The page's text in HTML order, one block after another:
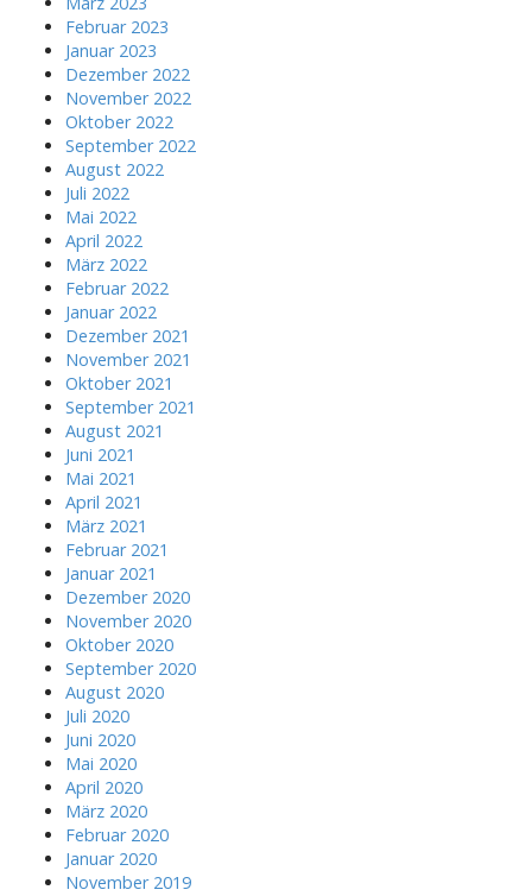
Februar 2023
Januar 2023
Dezember 2022
November 2022
Oktober 2022
September 2022
August 2022
Juli 2022
Mai 2022
April 2022
März 2022
Februar 2022
Januar 2022
Dezember 2021
November 2021
Oktober 2021
September 2021
August 2021
Juni 2021
Mai 2021
April 2021
März 2021
Februar 2021
Januar 2021
Dezember 2020
November 2020
Oktober 2020
September 2020
August 2020
Juli 2020
Juni 2020
Mai 2020
April 2020
März 2020
Februar 2020
Januar 2020
November 2019